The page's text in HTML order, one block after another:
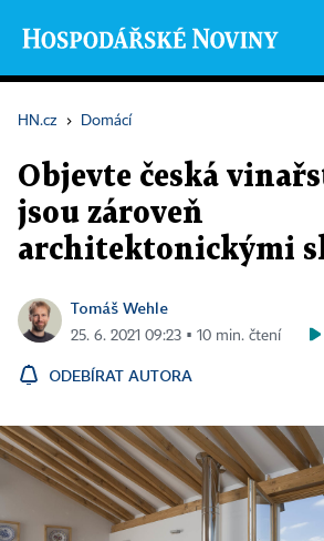
HN.cz › Domácí
Objevte česká
jsou zároveň
architektonickými
Tomáš Wehle
25. 6. 2021 09:23 ▪ 10 min. čtení
ODEBÍRAT AUTORA